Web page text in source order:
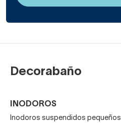
Decorabaño
INODOROS
Inodoros suspendidos pequeños